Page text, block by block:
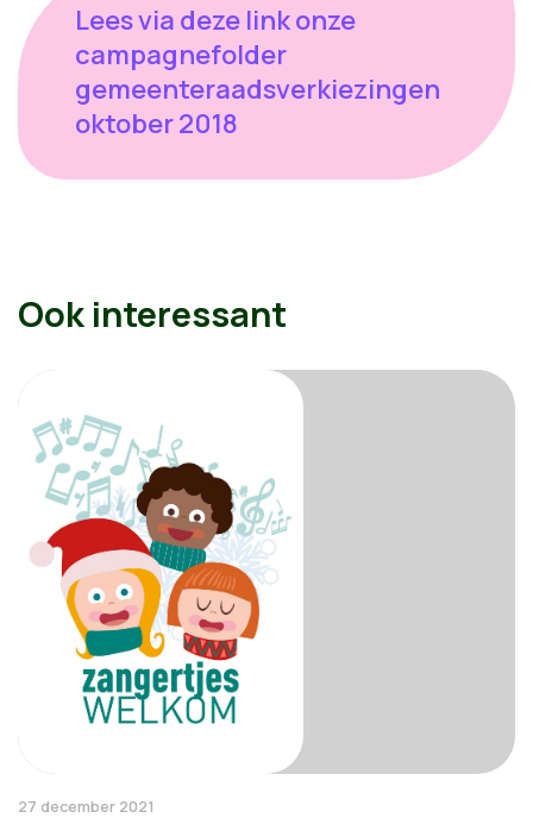
Lees via deze link onze
campagnefolder
gemeenteraadsverkiezingen
oktober 2018
Ook interessant
27 december 2021